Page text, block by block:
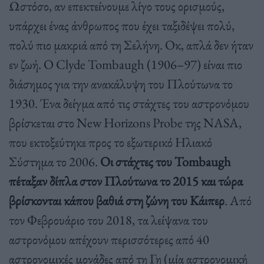
Ωστόσο, αν επεκτείνουμε λίγο τους ορισμούς,
υπάρχει ένας άνθρωπος που έχει ταξιδέψει πολύ,
πολύ πιο μακριά από τη Σελήνη. Οκ, απλά δεν ήταν
εν ζωή. Ο Clyde Tombaugh (1906–97) είναι πιο
διάσημος για την ανακάλυψη του Πλούτωνα το
1930. Ένα δείγμα από τις στάχτες του αστρονόμου
βρίσκεται στο New Horizons Probe της NASA,
που εκτοξεύτηκε προς το εξωτερικό Ηλιακό
Σύστημα το 2006. Οι στάχτες του Tombaugh
πέταξαν δίπλα στον Πλούτωνα το 2015 και τώρα
βρίσκονται κάπου βαθιά στη ζώνη του Κάιπερ. Από
τον Φεβρουάριο του 2018, τα λείψανα του
αστρονόμου απέχουν περισσότερες από 40
αστρονομικές μονάδες από τη Γη (μία αστρονομική